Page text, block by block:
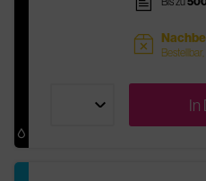
sold
In